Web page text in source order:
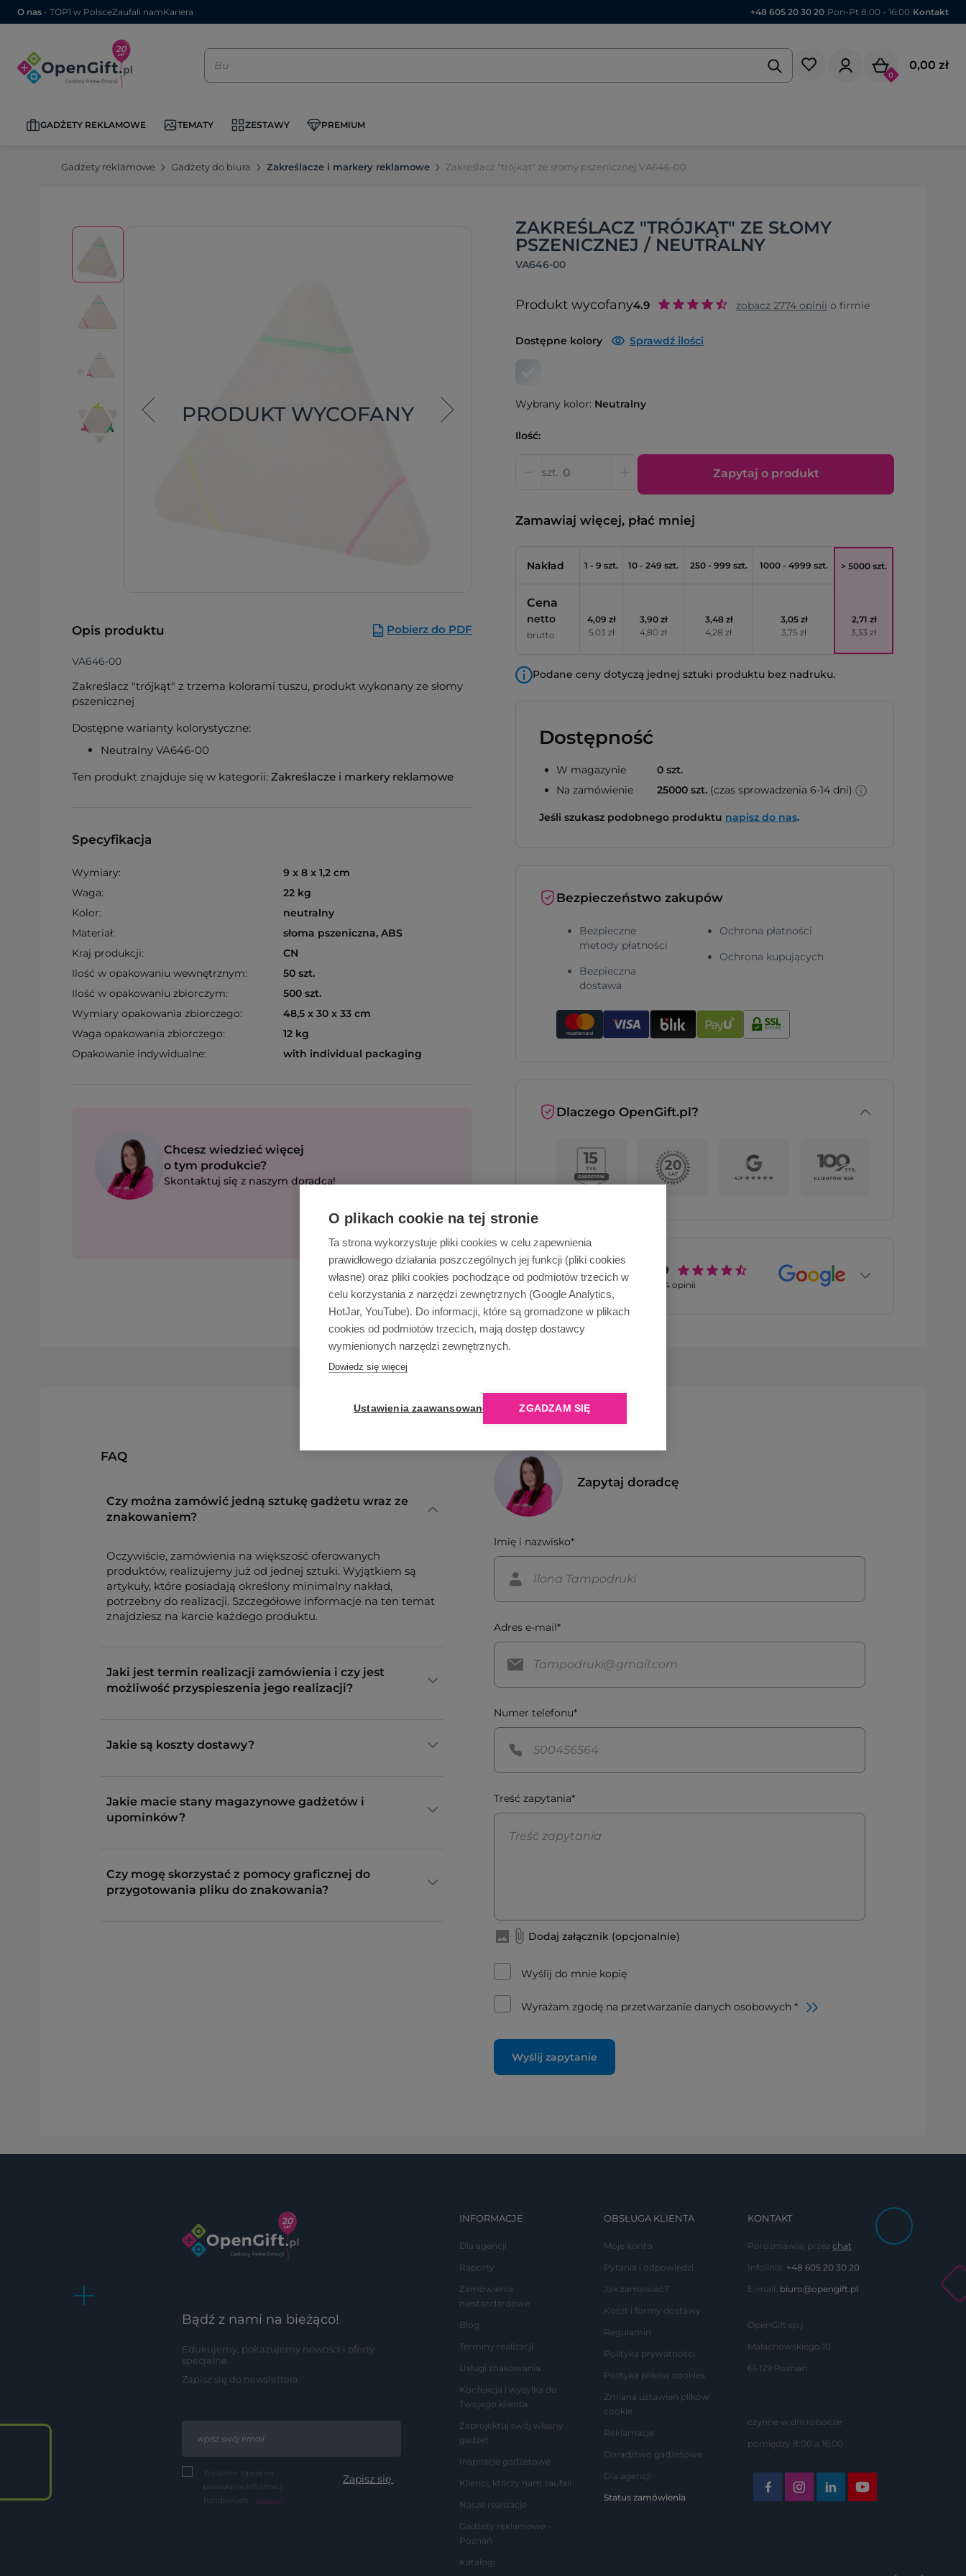
O plikach cookie na tej stronie
Ta strona wykorzystuje pliki cookies w celu zapewnienia
prawidłowego działania poszczególnych jej funkcji (pliki cookies
własne) oraz pliki cookies pochodzące od podmiotów trzecich w
celu korzystania z narzędzi zewnętrznych (Google Analytics,
HotJar, YouTube). Do informacji, które są gromadzone w plikach
cookies od podmiotów trzecich, mają dostęp dostawcy
wymienionych narzędzi zewnętrznych.
Dowiedz się więcej
Ustawienia zaawansowane ZGADZAM SIĘ
O nas - TOP1 w PolsceZaufali namKariera +48 605 20 30 20 Pon-Pt 8:00 - 16:00 Kontakt
0
0,00 zł
GADŻETY REKLAMOWE TEMATY ZESTAWY PREMIUM
Gadżety reklamowe Gadżety do biura Zakreślacze i markery reklamowe Zakreślacz "trójkąt" ze słomy pszenicznej VA646-00
ZAKREŚLACZ "TRÓJKĄT" ZE SŁOMY
PSZENICZNEJ / NEUTRALNY
VA646-00
PRODUKT WYCOFANY
Opis produktu Pobierz do PDF
VA646-00
Zakreślacz "trójkąt" z trzema kolorami tuszu, produkt wykonany ze słomy
pszenicznej
Dostępne warianty kolorystyczne:
Neutralny VA646-00
Ten produkt znajduje się w kategorii: Zakreślacze i markery reklamowe
Specyfikacja
Wymiary:
9 x 8 x 1,2 cm
Waga:
22 kg
Kolor:
neutralny
Materiał:
słoma pszeniczna, ABS
Kraj produkcji:
CN
Ilość w opakowaniu wewnętrznym:
50 szt.
Ilość w opakowaniu zbiorczym:
500 szt.
Wymiary opakowania zbiorczego:
48,5 x 30 x 33 cm
Waga opakowania zbiorczego:
12 kg
Opakowanie indywidualne:
with individual packaging
Chcesz wiedzieć więcej
o tym produkcie?
Skontaktuj się z naszym doradcą!
Wyślij zapytanie
Produkt wycofany4.9 zobacz 2774 opinii o firmie
Dostępne kolory Sprawdź ilości
Wybrany kolor: Neutralny
Ilość:
szt. Zapytaj o produkt
Zamawiaj więcej, płać mniej
Nakład 1 - 9 szt. 10 - 249 szt. 250 - 999 szt. 1000 - 4999 szt. > 5000 szt.
Cena
netto
brutto
4,09 zł
5,03 zł
3,90 zł
4,80 zł
3,48 zł
4,28 zł
3,05 zł
3,75 zł
2,71 zł
3,33 zł
Podane ceny dotyczą jednej sztuki produktu bez nadruku.
Dostępność
W magazynie
Na zamówienie
0 szt.
25000 szt.(czas sprowadzenia 6-14 dni)
Jeśli szukasz podobnego produktu napisz do nas.
Bezpieczeństwo zakupów
Bezpieczne
metody płatności
Bezpieczna
dostawa
Ochrona płatności
Ochrona kupujących
Dlaczego OpenGift.pl?
Opinie o nas 4.9
2774opinii
FAQ
Czy można zamówić jedną sztukę gadżetu wraz ze
znakowaniem?
Oczywiście, zamówienia na większość oferowanych
produktów, realizujemy już od jednej sztuki. Wyjątkiem są
artykuły, które posiadają określony minimalny nakład,
potrzebny do realizacji. Szczegółowe informacje na ten temat
znajdziesz na karcie każdego produktu.
Jaki jest termin realizacji zamówienia i czy jest
możliwość przyspieszenia jego realizacji?
Jakie są koszty dostawy?
Jakie macie stany magazynowe gadżetów i
upominków?
Czy mogę skorzystać z pomocy graficznej do
przygotowania pliku do znakowania?
Zapytaj doradcę
Imię i nazwisko*
Adres e-mail*
Numer telefonu*
Treść zapytania*
Dodaj załącznik (opcjonalnie)
Wyślij do mnie kopię
Wyrażam zgodę na przetwarzanie danych osobowych *
Wyślij zapytanie
Bądź z nami na bieżąco!
Edukujemy, pokazujemy nowości i oferty
specjalne.
Zapisz się do newslettera
Wyrażam zgodę na
przesyłanie informacji
handlowych... (więcej)
INFORMACJE
Dla agencji
Raporty
Zamówienia
niestandardowe
Blog
Terminy realizacji
Usługi znakowania
Konfekcja i wysyłka do
Twojego klienta
Zaprojektuj swój własny
gadżet
Inspiracje gadżetowe
Klienci, którzy nam zaufali
Nasze realizacje
Gadżety reklamowe -
Poznań
Katalogi
OBSŁUGA KLIENTA
Moje konto
Pytania i odpowiedzi
Jak zamawiać?
Koszt i formy dostawy
Regulamin
Polityka prywatności
Polityka plików cookies
Zmiana ustawień plików
cookie
Reklamacje
Doradztwo gadżetowe
Dla agencji
Status zamówienia
KONTAKT
Porozmawiaj przezchat
Infolinia: +48 605 20 30 20
E-mail: biuro@opengift.pl
OpenGift sp.j.
Małachowskiego 10
61-129 Poznań
czynne w dni robocze
pomiędzy 8:00 a 16:00